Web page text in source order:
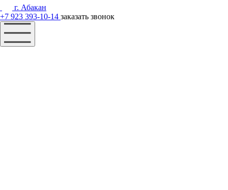
г. Абакан
+7 923 393-10-14 заказать звонок